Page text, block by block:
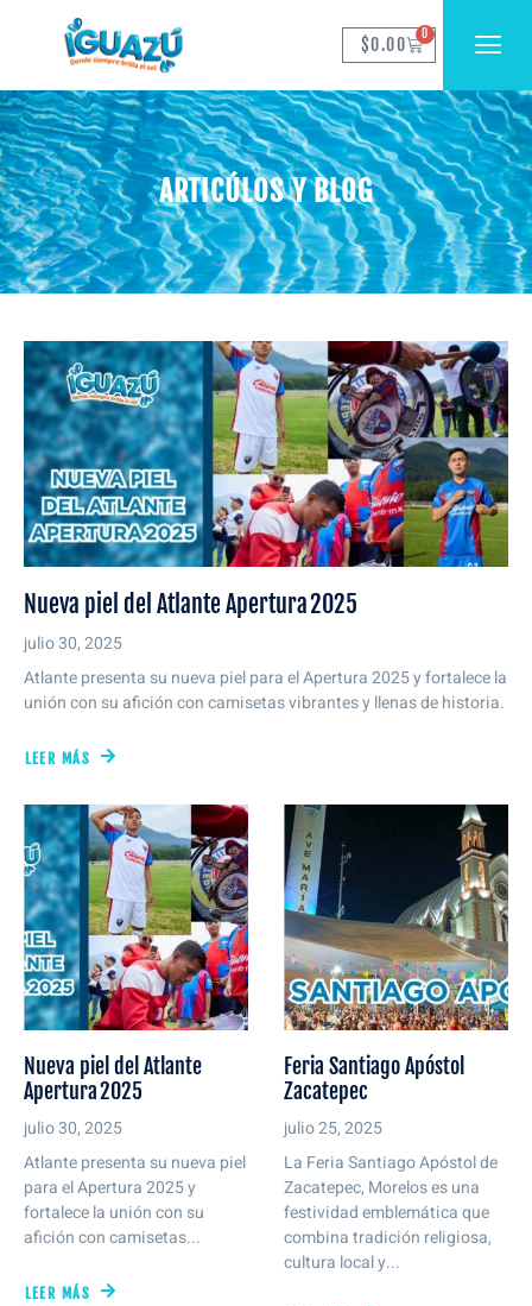
$0.00
0
ARTICÚLOS Y BLOG
Nueva piel del Atlante Apertura 2025
julio 30, 2025
Atlante presenta su nueva piel para el Apertura 2025 y fortalece la
unión con su afición con camisetas vibrantes y llenas de historia.
LEER MÁS
Nueva piel del Atlante
Apertura 2025
julio 30, 2025
Atlante presenta su nueva piel
para el Apertura 2025 y
fortalece la unión con su
afición con camisetas...
LEER MÁS
Feria Santiago Apóstol
Zacatepec
julio 25, 2025
La Feria Santiago Apóstol de
Zacatepec, Morelos es una
festividad emblemática que
combina tradición religiosa,
cultura local y...